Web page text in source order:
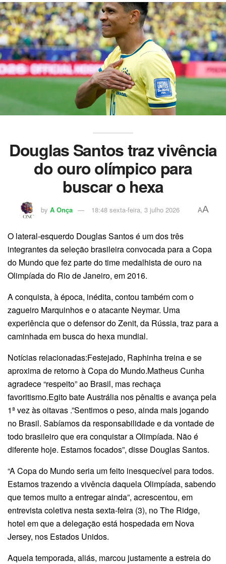
Douglas Santos traz vivência
do ouro olímpico para
buscar o hexa
by A Onça 18:48 sexta-feira, 3 julho 2026 AA
O lateral-esquerdo Douglas Santos é um dos três
integrantes da seleção brasileira convocada para a Copa
do Mundo que fez parte do time medalhista de ouro na
Olimpíada do Rio de Janeiro, em 2016.
A conquista, à época, inédita, contou também com o
zagueiro Marquinhos e o atacante Neymar. Uma
experiência que o defensor do Zenit, da Rússia, traz para a
caminhada em busca do hexa mundial.
Notícias relacionadas:Festejado, Raphinha treina e se
aproxima de retorno à Copa do Mundo.Matheus Cunha
agradece “respeito” ao Brasil, mas rechaça
favoritismo.Egito bate Austrália nos pênaltis e avança pela
1ª vez às oitavas .”Sentimos o peso, ainda mais jogando
no Brasil. Sabíamos da responsabilidade e da vontade de
todo brasileiro que era conquistar a Olimpíada. Não é
diferente hoje. Estamos focados”, disse Douglas Santos.
“A Copa do Mundo seria um feito inesquecível para todos.
Estamos trazendo a vivência daquela Olimpíada, sabendo
que temos muito a entregar ainda”, acrescentou, em
entrevista coletiva nesta sexta-feira (3), no The Ridge,
hotel em que a delegação está hospedada em Nova
Jersey, nos Estados Unidos.
Aquela temporada, aliás, marcou justamente a estreia do